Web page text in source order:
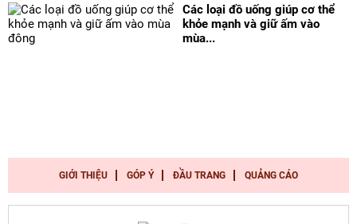
Các loại đồ uống giúp cơ thể
khỏe mạnh và giữ ấm vào
mùa...
GIỚI THIỆU GÓP Ý ĐẦU TRANG QUẢNG CÁO